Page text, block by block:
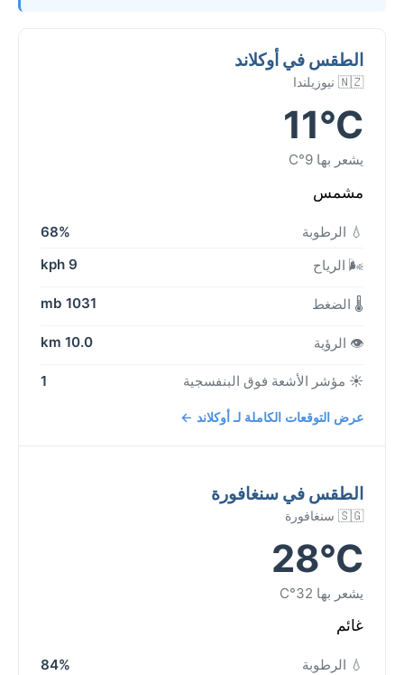
الطقس في أوكلاند
🇳🇿 نيوزيلندا
11°C
يشعر بها 9°C
مشمس
💧 الرطوبة
68%
🌬️ الرياح
9 kph
🌡️ الضغط 1031 mb
👁️ الرؤية 10.0 km
☀️ مؤشر الأشعة فوق البنفسجية 1
عرض التوقعات الكاملة لـ أوكلاند ←
الطقس في سنغافورة
🇸🇬 سنغافورة
28°C
يشعر بها 32°C
غائم
💧 الرطوبة
84%